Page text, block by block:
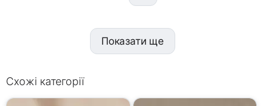
Показати ще
Схожі категорії